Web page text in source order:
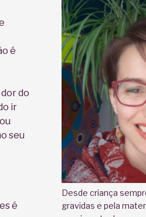
é
do
ir
seu
é
Desde criança
gravidas e pela